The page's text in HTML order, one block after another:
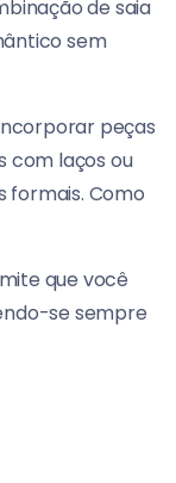
de saia
sem
peças
com laços ou
formais. Como
que você
se sempre